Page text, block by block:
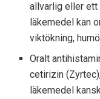
allvarlig eller
läkemedel kan
viktökning,
Oralt
cetirizin
läkemedel